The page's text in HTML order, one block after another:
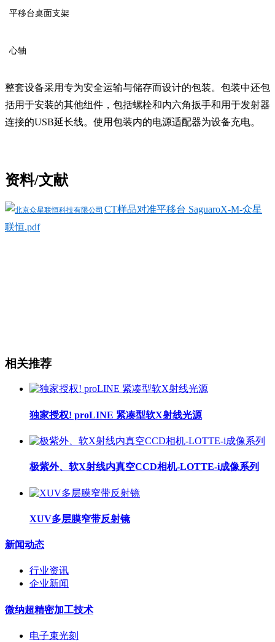
平移台桌面支架
心轴
整套设备采用专为安全运输与储存而设计的包装。包装中还包
括用于安装的其他组件，包括螺栓和内六角扳手和用于发射器
连接的USB延长线。使用包装内的电源适配器为设备充电。
资料/文献
CT样品对准平移台 SaguaroX-M-众星
联恒.pdf
相关推荐
独家授权! proLINE 紧凑型软X射线光源
极紫外、软X射线内真空CCD相机-LOTTE-i成像系列
XUV多层膜窄带反射镜
新闻动态
行业资讯
企业新闻
微纳超精密加工技术
电子束光刻